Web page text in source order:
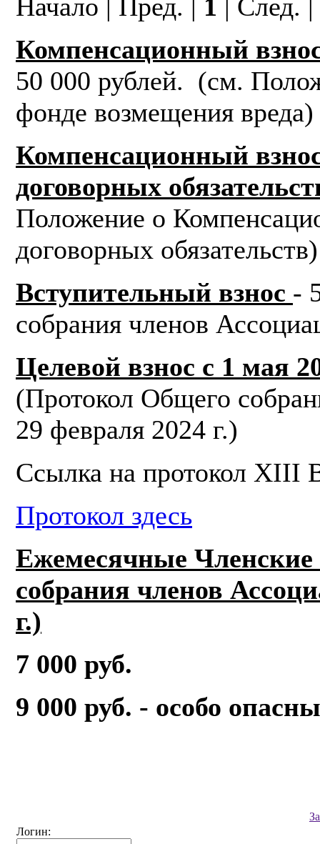
Начало | Пред. | 1 | След.
Компенсационный
50 000 рублей. (см.
фонде возмещения вреда)
Компенсационный
договорных
Положение о
договорных обязательств)
Вступительный взнос -
собрания членов
Целевой взнос с 1 мая
(Протокол Общего
29 февраля 2024 г.)
Ссылка на протокол XIII
Протокол здесь
Ежемесячные
собрания членов
г.)
7 000 руб.
9 000 руб. - особо
Логин: